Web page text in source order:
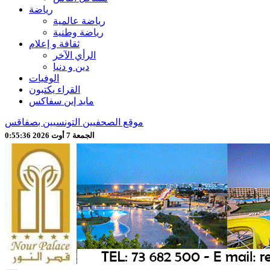
رياضة
رياضة عالمية
رياضة وطنية
ثقافة و إعلام
الرأي الآخر
دين و دنيا
الوفيات
القراء يكتبون
مايد إين سفاكس
موقع الصحفيين التونسيين بصفاقس
الجمعة 7 أوت 2026 0:55:38